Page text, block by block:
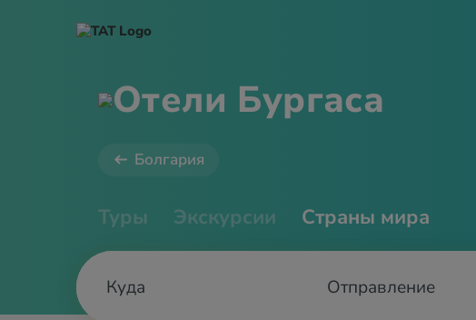
Отели Бургаса
Болгария
Туры Экскурсии Страны мира
Отправление